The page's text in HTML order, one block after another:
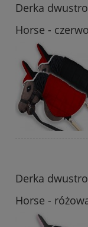
Derka
Horse -
Derka
Horse -